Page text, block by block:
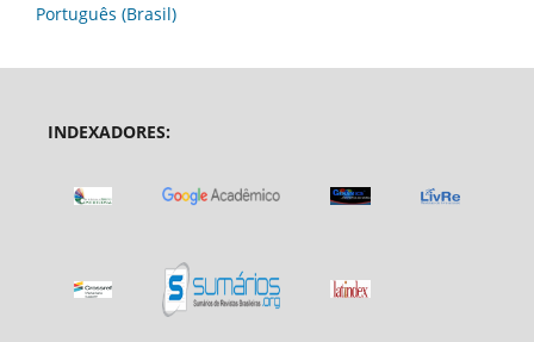
Português (Brasil)
INDEXADORES: